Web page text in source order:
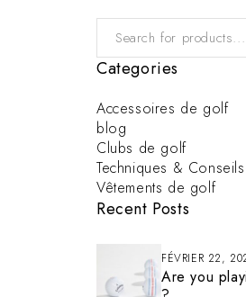
Categories
Accessoires de golf
blog
Clubs de golf
Techniques & Conseils
Vêtements de golf
Recent Posts
FÉVRIER 22,
Are you